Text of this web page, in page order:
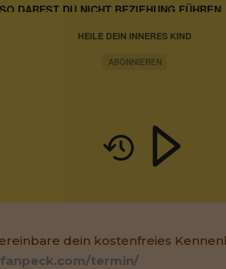
HEILE DEIN INNERES KIND
ABONNIEREN
DARFST DU NICHT BEZIEHUNG FÜHREN
dein kostenfreies
termin/